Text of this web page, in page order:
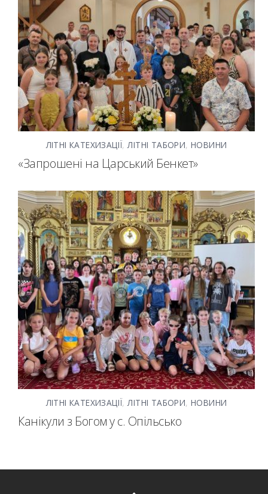
ЛІТНІ КАТЕХИЗАЦІЇ,ЛІТНІ ТАБОРИ,НОВИНИ
«Запрошені на Царський Бенкет»
ЛІТНІ КАТЕХИЗАЦІЇ,ЛІТНІ ТАБОРИ,НОВИНИ
Канікули з Богом у с. Опільсько